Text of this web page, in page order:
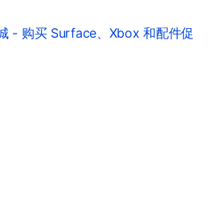
- 购买 Surface、Xbox 和配件促